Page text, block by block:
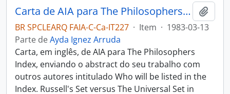
Carta de AIA para The Philosophers Index
BR SPCLEARQ FAIA-C-Ca-IT227 · Item · 1983-03-13
Parte deAyda Ignez Arruda
Carta, em inglês, de AIA para The Philosophers
Index, enviando o abstract do seu trabalho com
outros autores intitulado Who will be listed in the
Index. Russell's Set versus The Universal Set in